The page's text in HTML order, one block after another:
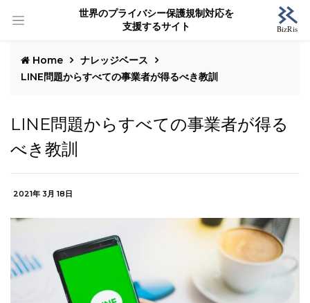
世界のプライバシー保護規制対応を
支援するサイト
Home
ナレッジベース
LINE問題からすべての事業者が得るべき教訓
LINE問題からすべての事業者が得る
べき教訓
2021年 3月 18日